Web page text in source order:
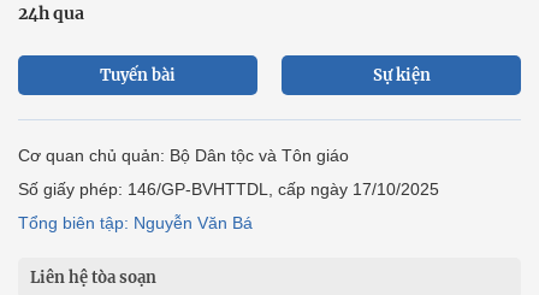
24h qua
Tuyến bài Sự kiện
Cơ quan chủ quản: Bộ Dân tộc và Tôn giáo
Số giấy phép: 146/GP-BVHTTDL, cấp ngày 17/10/2025
Tổng biên tập: Nguyễn Văn Bá
Liên hệ tòa soạn